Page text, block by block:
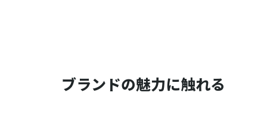
ブランドの魅力に触れる